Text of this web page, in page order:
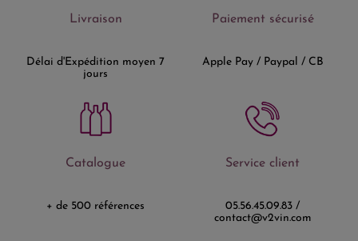
Livraison
Délai d'Expédition moyen 7
jours
Paiement sécurisé
Apple Pay / Paypal / CB
Catalogue
+ de 500 références
Service client
05.56.45.09.83 /
contact@v2vin.com